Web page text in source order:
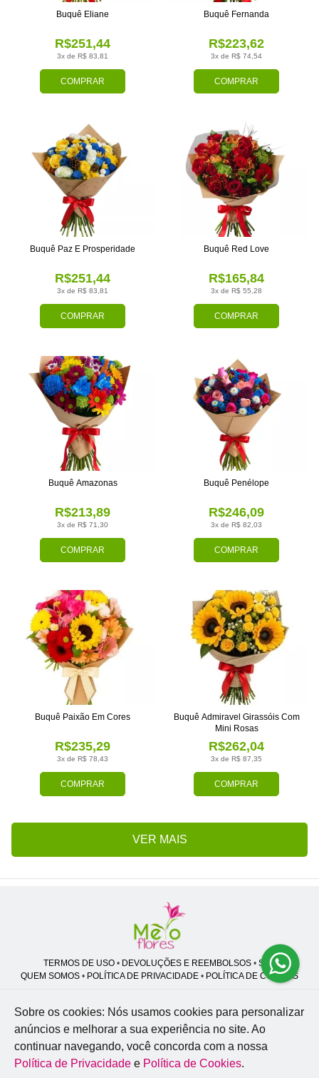
COMPRAR
3x de R$ 83,81
R$251,44
Buquê Eliane
COMPRAR
3x de R$ 74,54
R$223,62
Buquê Fernanda
COMPRAR
3x de R$ 83,81
R$251,44
Buquê Paz E Prosperidade
COMPRAR
3x de R$ 55,28
R$165,84
Buquê Red Love
COMPRAR
3x de R$ 71,30
R$213,89
Buquê Amazonas
COMPRAR
3x de R$ 82,03
R$246,09
Buquê Penélope
COMPRAR
3x de R$ 78,43
R$235,29
Buquê Paixão Em Cores
COMPRAR
3x de R$ 87,35
R$262,04
Buquê Admiravel Girassóis Com
Mini Rosas
VER MAIS
TERMOS DE USO• DEVOLUÇÕES E REEMBOLSOS• SAC
QUEM SOMOS • POLÍTICA DE PRIVACIDADE • POLÍTICA DE COOKIES
Melo Flores | CNPJ: 27.662.413/0001-98
Professor José Lourenço - Travessa cinco, 27 - Vila Zat - São Paulo - SP -
02.977-020
Sobre os cookies: Nós usamos cookies para personalizar
anúncios e melhorar a sua experiência no site. Ao
continuar navegando, você concorda com a nossa
Política de Privacidade e Política de Cookies.